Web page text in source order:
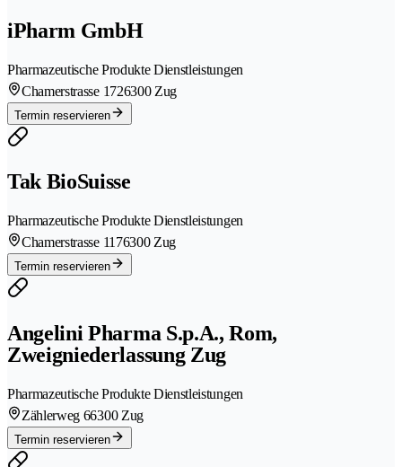
iPharm GmbH
Pharmazeutische Produkte Dienstleistungen
Chamerstrasse 1726300 Zug
Termin reservieren
Tak BioSuisse
Pharmazeutische Produkte Dienstleistungen
Chamerstrasse 1176300 Zug
Termin reservieren
Angelini Pharma S.p.A., Rom,
Zweigniederlassung Zug
Pharmazeutische Produkte Dienstleistungen
Zählerweg 66300 Zug
Termin reservieren